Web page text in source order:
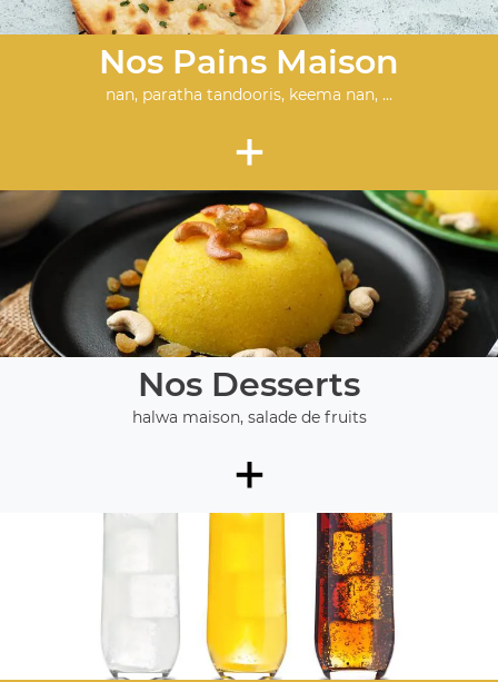
Nos Pains Maison
nan, paratha tandooris, keema nan, ...
+
Nos Desserts
halwa maison, salade de fruits
+